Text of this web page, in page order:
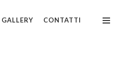
GALLERY CONTATTI